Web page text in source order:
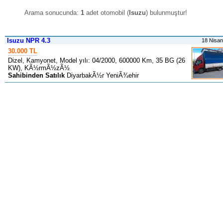
Arama sonucunda: 1adet otomobil (Isuzu) bulunmuştur!
Isuzu NPR 4.3 18
30.000 TL
Dizel, Kamyonet, Model yılı: 04/2000, 600000 Km, 35 BG (26
KW), KÃ½rmÃ½zÃ½
Sahibinden Satılık DiyarbakÃ½r YeniÃ¾ehir